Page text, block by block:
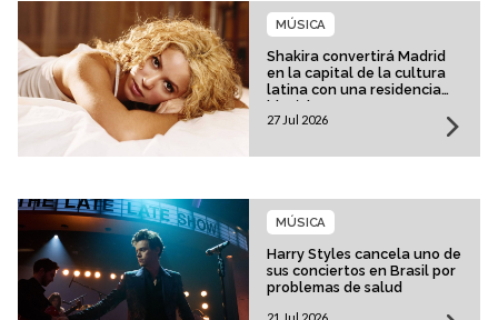
Shakira convertirá Madrid
en la capital de la cultura
latina con una residencia
histórica
MÚSICA
27 Jul 2026
Harry Styles cancela uno de
sus conciertos en Brasil por
problemas de salud
MÚSICA